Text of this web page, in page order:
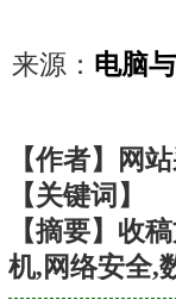
来源： 电脑
【作者】网
【关键词】
【摘要】收
机,网络安全,